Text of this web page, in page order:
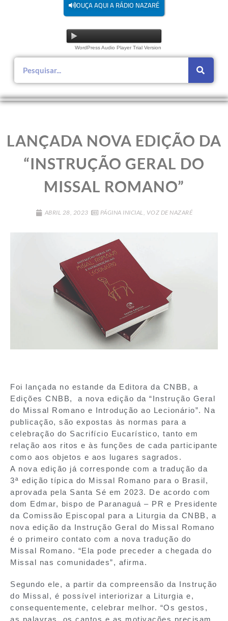
OUÇA AQUI A RÁDIO NAZARÉ
WordPress Audio Player Trial Version
LANÇADA NOVA EDIÇÃO DA
“INSTRUÇÃO GERAL DO
MISSAL ROMANO”
ABRIL 28, 2023 PÁGINA INICIAL, VOZ DE NAZARÉ
Foi lançada no estande da Editora da CNBB, a
Edições CNBB, a nova edição da “Instrução Geral
do Missal Romano e Introdução ao Lecionário”. Na
publicação, são expostas às normas para a
celebração do Sacrifício Eucarístico, tanto em
relação aos ritos e às funções de cada participante
como aos objetos e aos lugares sagrados.
A nova edição já corresponde com a tradução da
3ª edição típica do Missal Romano para o Brasil,
aprovada pela Santa Sé em 2023. De acordo com
dom Edmar, bispo de Paranaguá – PR e Presidente
da Comissão Episcopal para a Liturgia da CNBB, a
nova edição da Instrução Geral do Missal Romano
é o primeiro contato com a nova tradução do
Missal Romano. “Ela pode preceder a chegada do
Missal nas comunidades”, afirma.
Segundo ele, a partir da compreensão da Instrução
do Missal, é possível interiorizar a Liturgia e,
consequentemente, celebrar melhor. “Os gestos,
as palavras, os cantos e as motivações precisam